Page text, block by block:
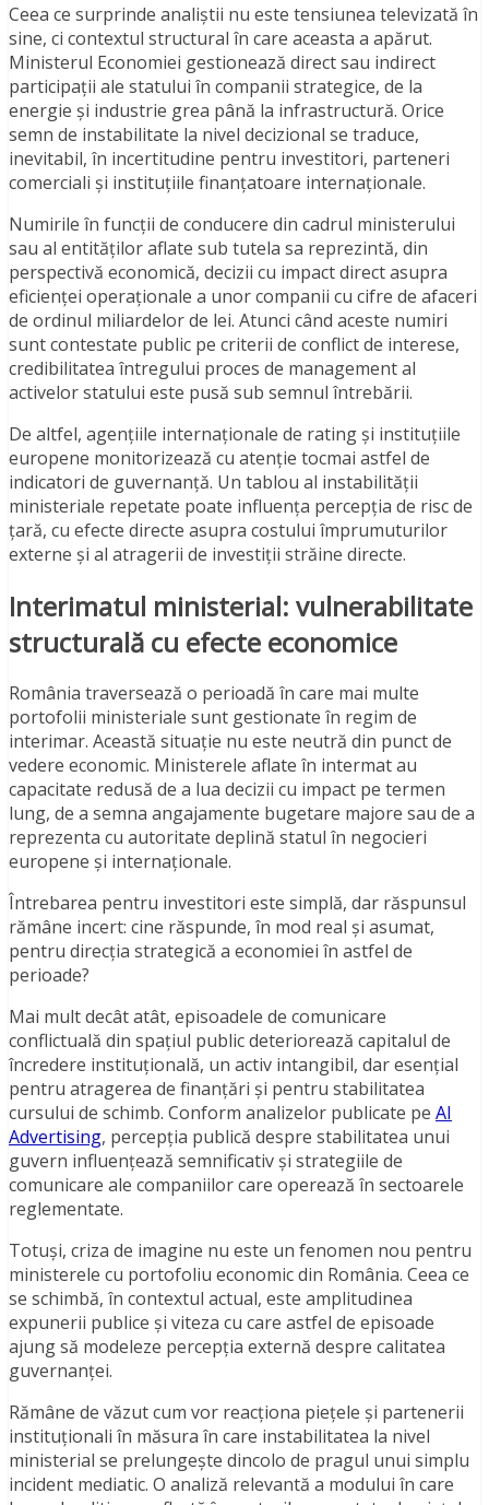
Ceea ce surprinde analiștii nu este tensiunea televizată în
sine, ci contextul structural în care aceasta a apărut.
Ministerul Economiei gestionează direct sau indirect
participații ale statului în companii strategice, de la
energie și industrie grea până la infrastructură. Orice
semn de instabilitate la nivel decizional se traduce,
inevitabil, în incertitudine pentru investitori, parteneri
comerciali și instituțiile finanțatoare internaționale.
Numirile în funcții de conducere din cadrul ministerului
sau al entităților aflate sub tutela sa reprezintă, din
perspectivă economică, decizii cu impact direct asupra
eficienței operaționale a unor companii cu cifre de afaceri
de ordinul miliardelor de lei. Atunci când aceste numiri
sunt contestate public pe criterii de conflict de interese,
credibilitatea întregului proces de management al
activelor statului este pusă sub semnul întrebării.
De altfel, agențiile internaționale de rating și instituțiile
europene monitorizează cu atenție tocmai astfel de
indicatori de guvernanță. Un tablou al instabilității
ministeriale repetate poate influența percepția de risc de
țară, cu efecte directe asupra costului împrumuturilor
externe și al atragerii de investiții străine directe.
Interimatul ministerial: vulnerabilitate
structurală cu efecte economice
România traversează o perioadă în care mai multe
portofolii ministeriale sunt gestionate în regim de
interimar. Această situație nu este neutră din punct de
vedere economic. Ministerele aflate în intermat au
capacitate redusă de a lua decizii cu impact pe termen
lung, de a semna angajamente bugetare majore sau de a
reprezenta cu autoritate deplină statul în negocieri
europene și internaționale.
Întrebarea pentru investitori este simplă, dar răspunsul
rămâne incert: cine răspunde, în mod real și asumat,
pentru direcția strategică a economiei în astfel de
perioade?
Mai mult decât atât, episoadele de comunicare
conflictuală din spațiul public deteriorează capitalul de
încredere instituțională, un activ intangibil, dar esențial
pentru atragerea de finanțări și pentru stabilitatea
cursului de schimb. Conform analizelor publicate pe AI
Advertising, percepția publică despre stabilitatea unui
guvern influențează semnificativ și strategiile de
comunicare ale companiilor care operează în sectoarele
reglementate.
Totuși, criza de imagine nu este un fenomen nou pentru
ministerele cu portofoliu economic din România. Ceea ce
se schimbă, în contextul actual, este amplitudinea
expunerii publice și viteza cu care astfel de episoade
ajung să modeleze percepția externă despre calitatea
guvernanței.
Rămâne de văzut cum vor reacționa piețele și partenerii
instituționali în măsura în care instabilitatea la nivel
ministerial se prelungește dincolo de pragul unui simplu
incident mediatic. O analiză relevantă a modului în care